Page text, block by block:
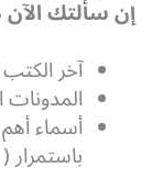
إن سألتك
آخر الكتب
المدونات
باستمرار